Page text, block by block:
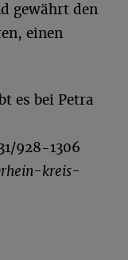
gewährt den
einen
es bei Petra
928-1306
kreis-